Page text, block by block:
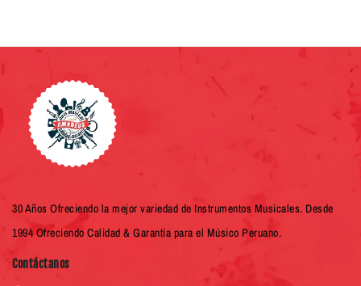
30 Años Ofreciendo la mejor variedad de Instrumentos Musicales. Desde
1994 Ofreciendo Calidad & Garantía para el Músico Peruano.
Contáctanos